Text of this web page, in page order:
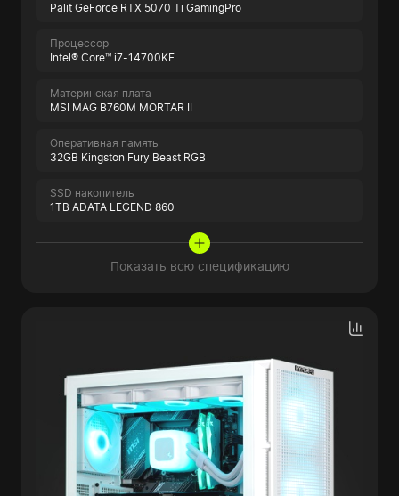
Palit GeForce RTX 5070 Ti GamingPro
Процессор
Intel® Core™ i7-14700KF
Материнская плата
MSI MAG B760M MORTAR II
Оперативная память
32GB Kingston Fury Beast RGB
SSD накопитель
1TB ADATA LEGEND 860
Показать всю спецификацию